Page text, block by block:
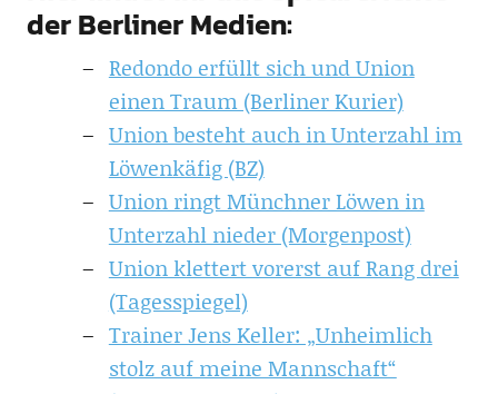
der Berliner Medien:
Redondo erfüllt sich und Union
einen Traum (Berliner Kurier)
Union besteht auch in Unterzahl im
Löwenkäfig (BZ)
Union ringt Münchner Löwen in
Unterzahl nieder (Morgenpost)
Union klettert vorerst auf Rang drei
(Tagesspiegel)
Trainer Jens Keller: „Unheimlich
stolz auf meine Mannschaft“